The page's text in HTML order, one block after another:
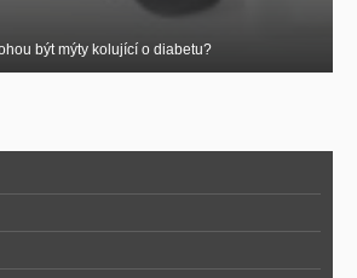
být mýty kolující o diabetu?